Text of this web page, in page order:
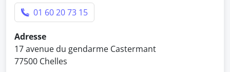
01 60 20 73 15
Adresse
17 avenue du gendarme Castermant
77500 Chelles